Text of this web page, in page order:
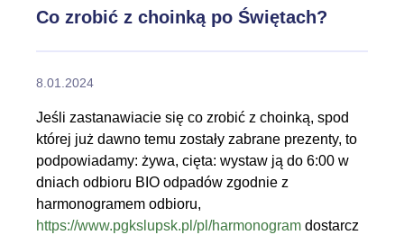
Co zrobić z choinką po Świętach?
8.01.2024
Jeśli zastanawiacie się co zrobić z choinką, spod
której już dawno temu zostały zabrane prezenty, to
podpowiadamy: żywa, cięta: wystaw ją do 6:00 w
dniach odbioru BIO odpadów zgodnie z
harmonogramem odbioru,
https://www.pgkslupsk.pl/pl/harmonogram dostarcz